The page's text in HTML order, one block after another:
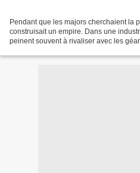
Pendant que les majors cherchaient la
construisait un empire. Dans une
peinent souvent à rivaliser avec les